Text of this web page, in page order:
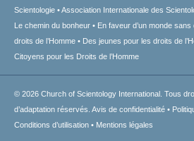
Scientologie
Association Internationale des
Le chemin du bonheur
En faveur d’un monde sans
droits de l’Homme
Des jeunes pour les droits de
Citoyens pour les Droits de l’Homme
© 2026 Church of Scientology International. Tous
d’adaptation réservés. Avis de confidentialité •
Conditions d’utilisation • Mentions légales